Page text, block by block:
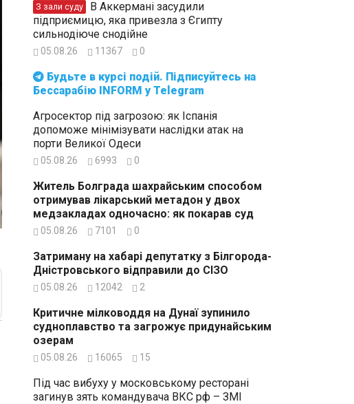
Бессарабію INFORM у Telegram
З зали суду
підприємицю, яка привезла з Єгипту
сильнодіюче снодійне
05.08.26 11367 0
Агросектор під загрозою: як Іспанія
допоможе мінімізувати наслідки атак на
порти Великої Одеси
05.08.26 6993 0
Житель Болграда шахрайським способом
отримував лікарський метадон у двох
медзакладах одночасно: як покарав суд
05.08.26 7101 0
Затриману на хабарі депутатку з Білгорода-
Дністровського відправили до СІЗО
05.08.26 12042 2
Критичне мілководдя на Дунаї зупинило
судноплавство та загрожує придунайським
озерам
05.08.26 16065 15
Під час вибуху у московському ресторані
загинув зять командувача ВКС рф – ЗМІ